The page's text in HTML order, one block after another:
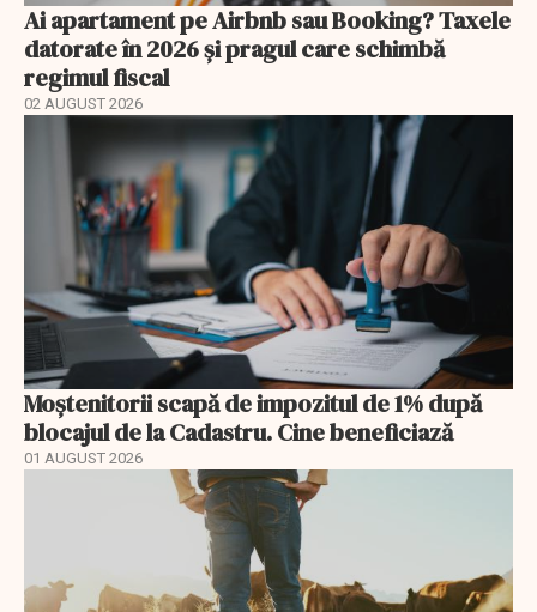
Ai apartament pe Airbnb sau Booking? Taxele
datorate în 2026 și pragul care schimbă
regimul fiscal
02 AUGUST 2026
Moștenitorii scapă de impozitul de 1% după
blocajul de la Cadastru. Cine beneficiază
01 AUGUST 2026